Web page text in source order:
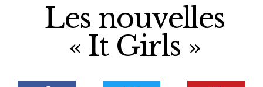
Les nouvelles
« It Girls »